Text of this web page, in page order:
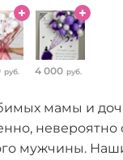
руб. 4 000 руб.
мамы и
невероятно
мужчины.